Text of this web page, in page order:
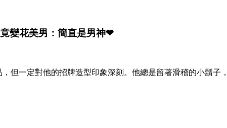
變花美男：簡直是男神❤
但一定對他的招牌造型印象深刻。他總是留著滑稽的小鬍